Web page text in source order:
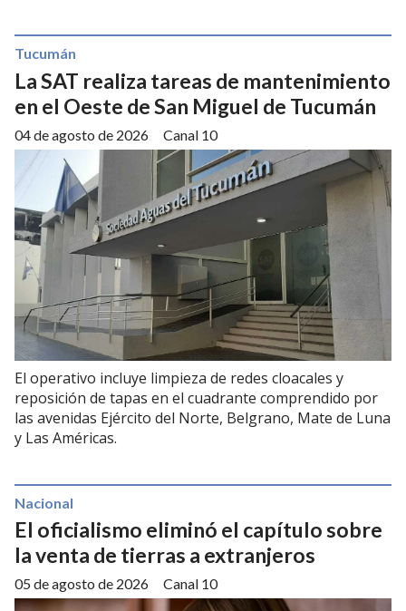
La SAT realiza tareas de mantenimiento
en el Oeste de San Miguel de Tucumán
Canal 10
Tucumán
04 de agosto de 2026
El operativo incluye limpieza de redes cloacales y
reposición de tapas en el cuadrante comprendido por
las avenidas Ejército del Norte, Belgrano, Mate de Luna
y Las Américas.
El oficialismo eliminó el capítulo sobre
la venta de tierras a extranjeros
Canal 10
Nacional
05 de agosto de 2026